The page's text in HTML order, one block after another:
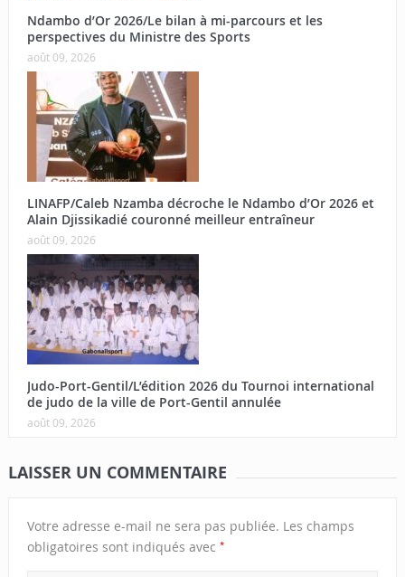
Ndambo d’Or 2026/Le bilan à mi-parcours et les
perspectives du Ministre des Sports
août 09, 2026
LINAFP/Caleb Nzamba décroche le Ndambo d’Or 2026 et
Alain Djissikadié couronné meilleur entraîneur
août 09, 2026
Judo-Port-Gentil/L’édition 2026 du Tournoi international
de judo de la ville de Port-Gentil annulée
août 09, 2026
LAISSER UN COMMENTAIRE
Votre adresse e-mail ne sera pas publiée. Les champs
obligatoires sont indiqués avec *